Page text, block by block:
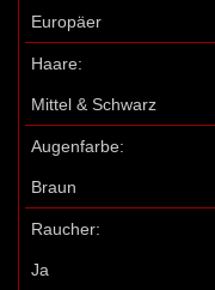
Europäer
Haare:
Mittel & Schwarz
Augenfarbe:
Braun
Raucher:
Ja